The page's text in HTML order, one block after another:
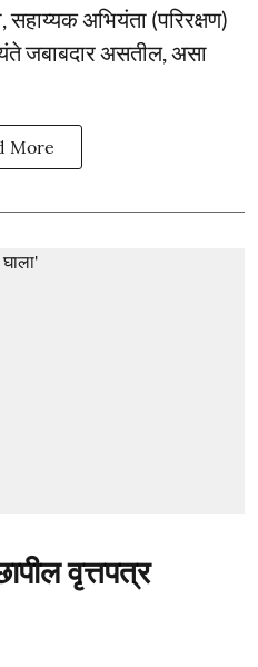
अभियंता (परिरक्षण)
जबाबदार असतील, असा
More
वृत्तपत्र